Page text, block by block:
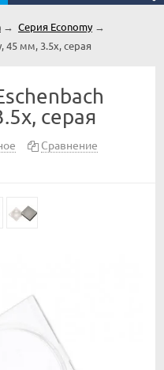
→ Серия Economy→
45 мм, 3.5х, серая
серая
Сравнение